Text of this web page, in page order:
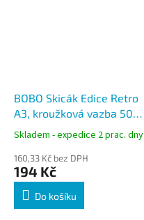
BOBO Skicák Edice Retro
A3, kroužková vazba 50
listů
Skladem - expedice 2 prac. dny
160,33 Kč bez DPH
194 Kč
Do košíku